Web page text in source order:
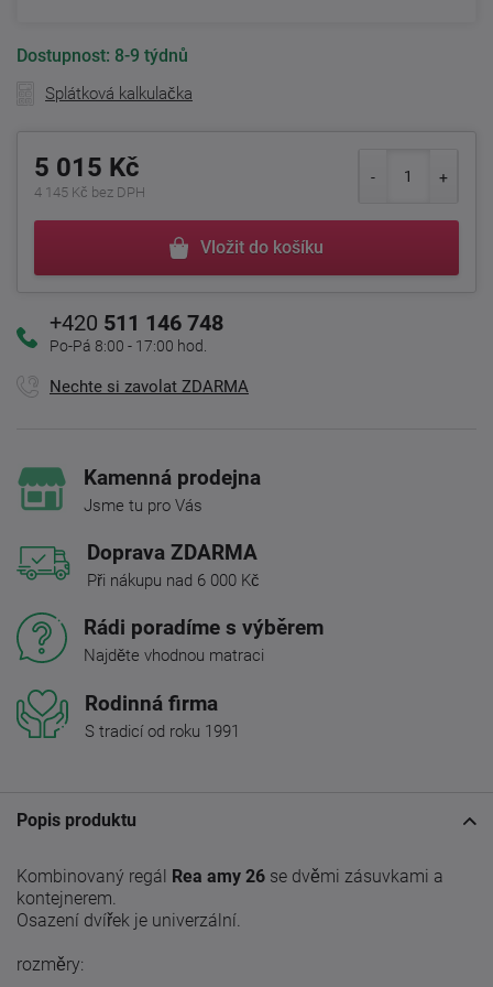
Dostupnost: 8-9 týdnů
Splátková kalkulačka
5 015 Kč
4 145 Kč bez DPH
Vložit do košíku
+420 511 146 748
Po-Pá 8:00 - 17:00 hod.
Nechte si zavolat ZDARMA
Kamenná prodejna
Jsme tu pro Vás
Doprava ZDARMA
Při nákupu nad 6 000 Kč
Rádi poradíme s výběrem
Najděte vhodnou matraci
Rodinná firma
S tradicí od roku 1991
Popis produktu
Kombinovaný regál Rea amy 26 se dvěmi zásuvkami a
kontejnerem.
Osazení dvířek je univerzální.
rozměry: